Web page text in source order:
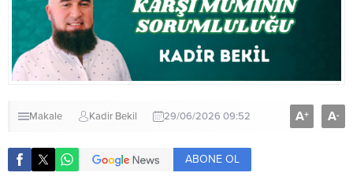
Makale Kadir Bekil 29/06/2026 09:52 A+ A-
ABONE OL